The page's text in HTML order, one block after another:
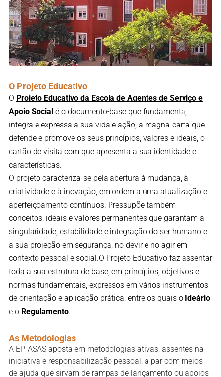
O Projeto Educativo
O Projeto Educativo da Escola de Agentes de Serviço e
Apoio Social é o documento-base que fundamenta,
integra e expressa a sua vida e ação, a magna-carta que
defende e promove os seus princípios, valores e ideais, o
cartão de visita com que apresenta a sua identidade e
características.
O projeto caracteriza-se pela abertura à mudança, à
criatividade e à inovação, em ordem a uma atualização e
aperfeiçoamento contínuos. Pressupõe também
conceitos, ideais e valores permanentes que garantam a
singularidade, estabilidade e integração do ser humano e
a sua projeção em segurança, no devir e no agir em
contexto pessoal e social.O Projeto Educativo faz assentar
toda a sua estrutura de base, em princípios, objetivos e
normas fundamentais, expressos em vários instrumentos
de orientação e aplicação prática, entre os quais o Ideário
e o Regulamento.
As Metodologias
A EP-ASAS aposta em metodologias ativas, assentes na
iniciativa e responsabilização pessoal, a par com meios
de ajuda que sirvam de rampas de lançamento ou apoios